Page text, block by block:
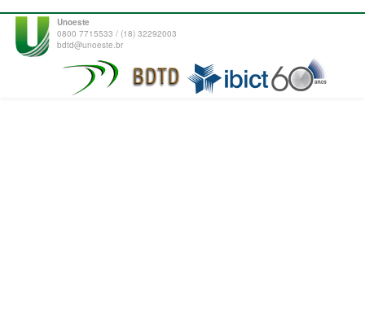
Unoeste
0800 7715533 / (18) 32292003
bdtd@unoeste.br